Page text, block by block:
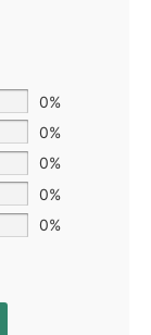
0%
0%
0%
0%
0%